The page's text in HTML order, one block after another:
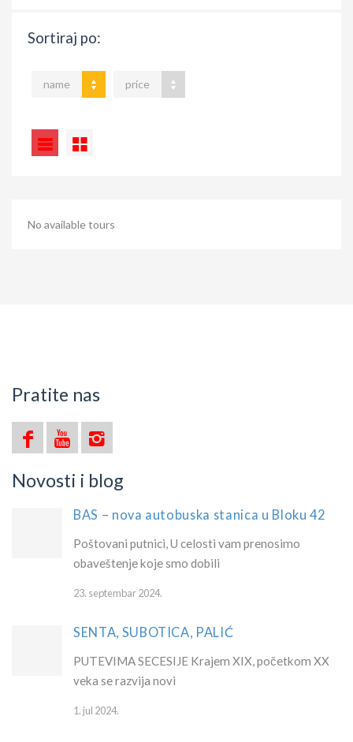
Sortiraj po:
name price
No available tours
Pratite nas
Novosti i blog
BAS – nova autobuska stanica u Bloku 42
Poštovani putnici, U celosti vam prenosimo
obaveštenje koje smo dobili
23. septembar 2024.
SENTA, SUBOTICA, PALIĆ
PUTEVIMA SECESIJE Krajem XIX, početkom XX
veka se razvija novi
1. jul 2024.